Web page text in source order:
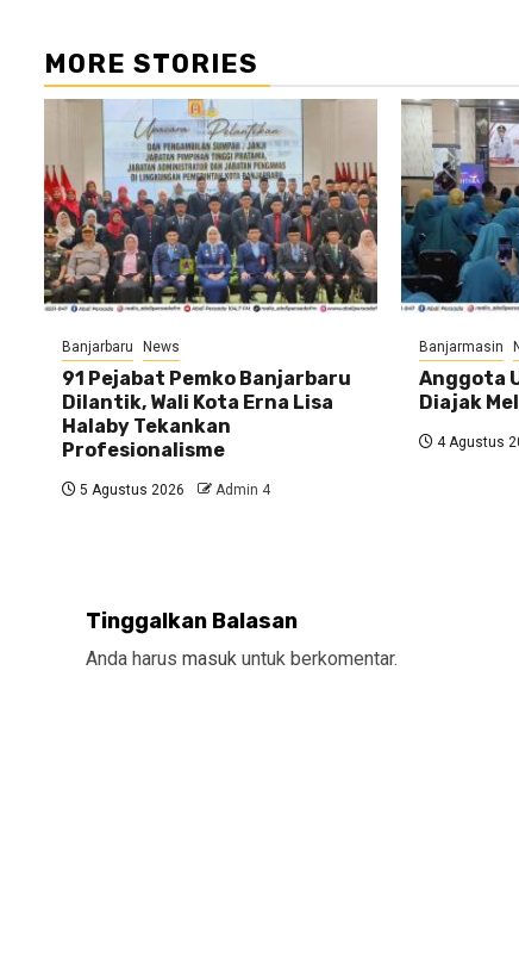
MORE STORIES
Banjarbaru News
91 Pejabat Pemko Banjarbaru
Dilantik, Wali Kota Erna Lisa
Halaby Tekankan
Profesionalisme
5 Agustus 2026 Admin 4
Banjarmasin
Anggota
Diajak
4 Agustus
Tinggalkan Balasan
Anda harus masuk untuk berkomentar.